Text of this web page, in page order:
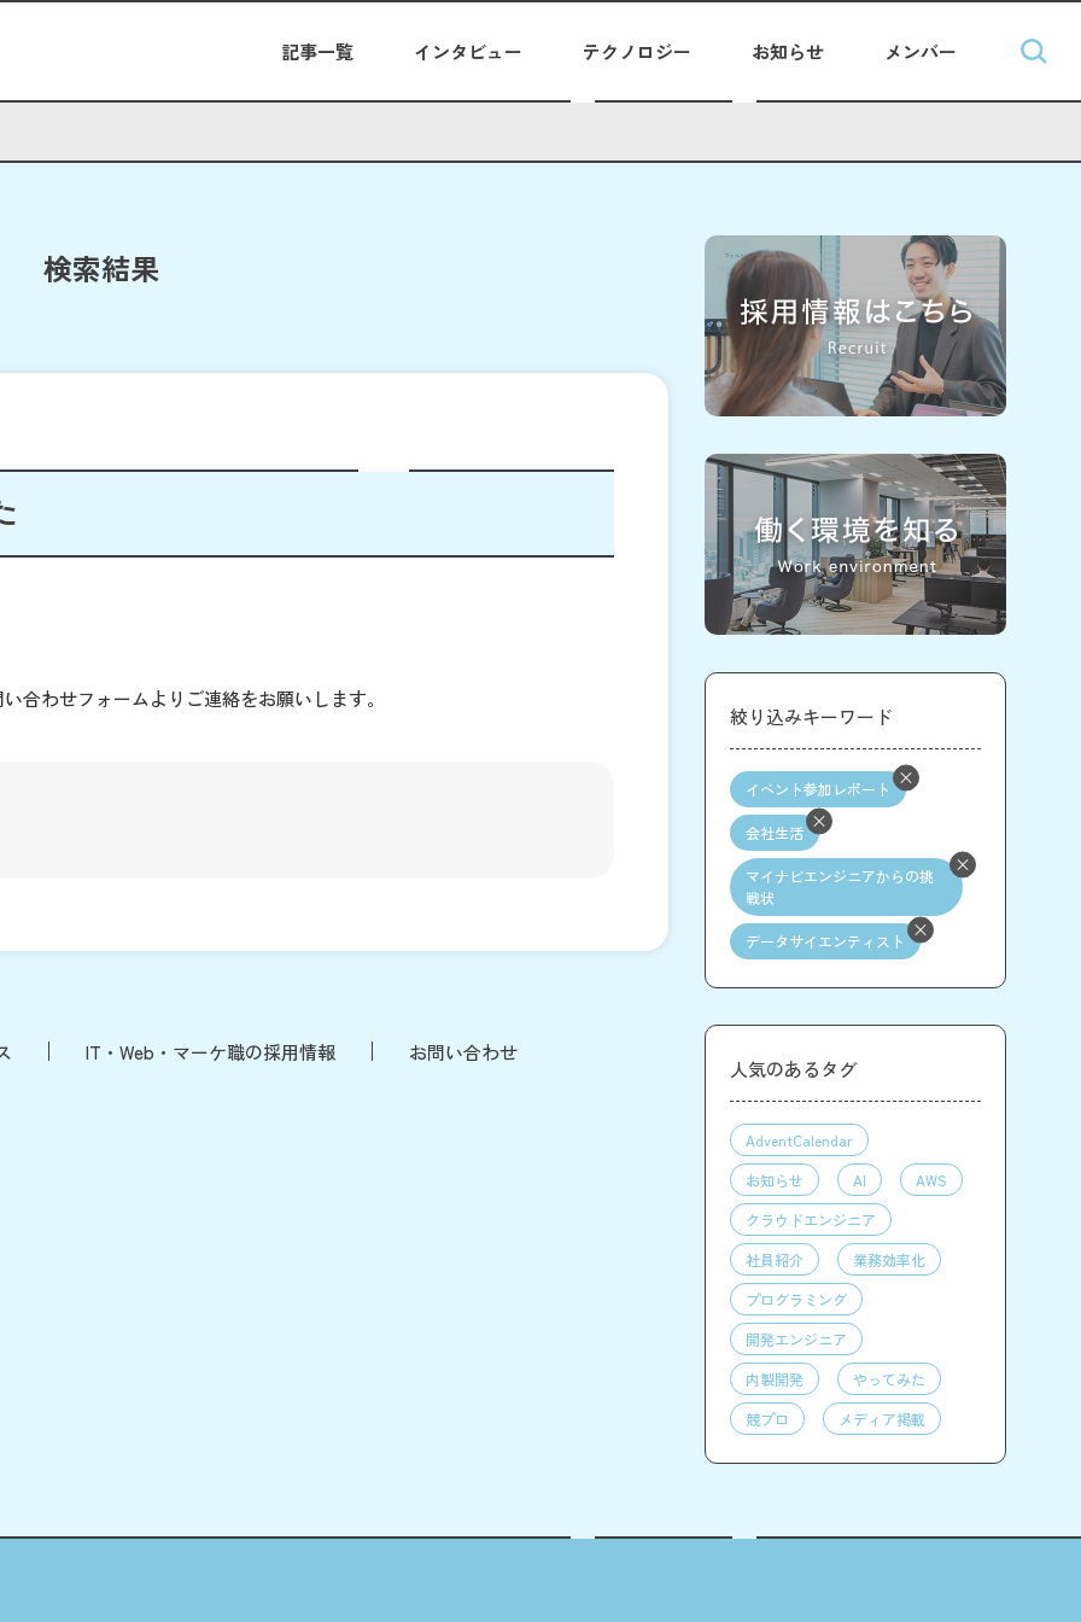
記事一覧 インタビュー テクノロジー お知らせ メンバー
検索結果
合わせフォームよりご連絡をお願いします。
IT・Web・マーケ職の採用情報 お問い合わせ
絞り込みキーワード
イベント参加レポート
会社生活
マイナビエンジニアからの挑
戦状
データサイエンティスト
人気のあるタグ
AdventCalendar
お知らせ
AI
AWS
クラウドエンジニア
社員紹介
業務効率化
プログラミング
開発エンジニア
内製開発
やってみた
競プロ
メディア掲載